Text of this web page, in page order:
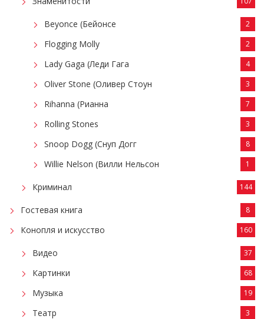
Beyonce (Бейонсе 2
Flogging Molly 2
Lady Gaga (Леди Гага 4
Oliver Stone (Оливер Стоун 3
Rihanna (Рианна 7
Rolling Stones 3
Snoop Dogg (Снуп Догг 8
Willie Nelson (Вилли Нельсон 1
Криминал 144
Гостевая книга 8
Конопля и искусство 160
Видео 37
Картинки 68
Музыка 19
Театр 3